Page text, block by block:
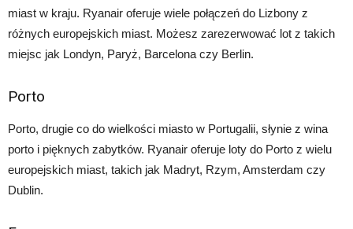
miast w kraju. Ryanair oferuje wiele połączeń do Lizbony z
różnych europejskich miast. Możesz zarezerwować lot z takich
miejsc jak Londyn, Paryż, Barcelona czy Berlin.
Porto
Porto, drugie co do wielkości miasto w Portugalii, słynie z wina
porto i pięknych zabytków. Ryanair oferuje loty do Porto z wielu
europejskich miast, takich jak Madryt, Rzym, Amsterdam czy
Dublin.